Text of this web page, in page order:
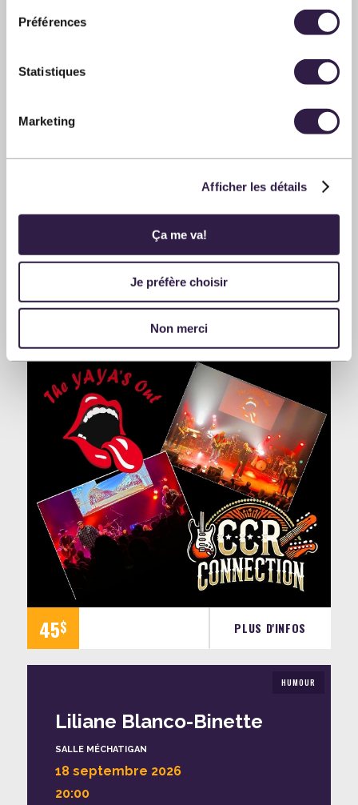
Préférences
Statistiques
Marketing
Afficher les détails
Ça me va!
Je préfère choisir
Non merci
CHANSON ÉVÉNEMENT LOCATIF
CCR Connection
12 septembre 2026
20:00
45$ PLUS D'INFOS
HUMOUR
Liliane Blanco-Binette
SALLE MÉCHATIGAN
18 septembre 2026
20:00